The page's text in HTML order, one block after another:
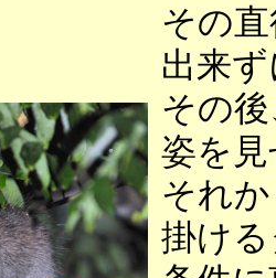
その
出来
その
姿を
それ
掛け